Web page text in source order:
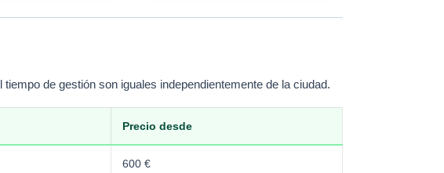
de gestión son iguales independientemente de la ciudad.
Precio desde
600 €